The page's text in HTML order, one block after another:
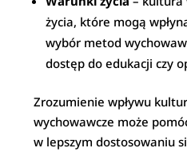
życia, które mogą
wybór metod
dostęp do edukacji czy
Zrozumienie wpływu
wychowawcze może
w lepszym dostosowaniu